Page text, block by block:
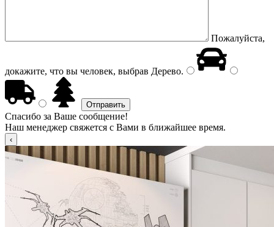
Пожалуйста,
докажите, что вы человек, выбрав Дерево.
Спасибо за Ваше сообщение!
Наш менеджер свяжется с Вами в ближайшее время.